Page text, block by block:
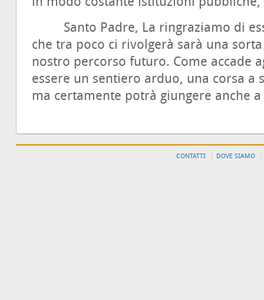
Santo Padre, La ringraziamo di
che tra poco ci rivolgerà sarà una
nostro percorso futuro. Come accade
essere un sentiero arduo, una corsa a
ma certamente potrà giungere anche
CONTATTI DOVE SIAMO